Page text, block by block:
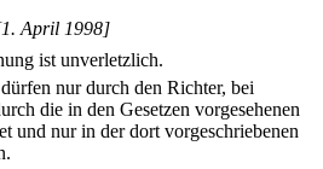
April 1998]
ist unverletzlich.
nur durch den Richter, bei
die in den Gesetzen vorgesehenen
und nur in der dort vorgeschriebenen